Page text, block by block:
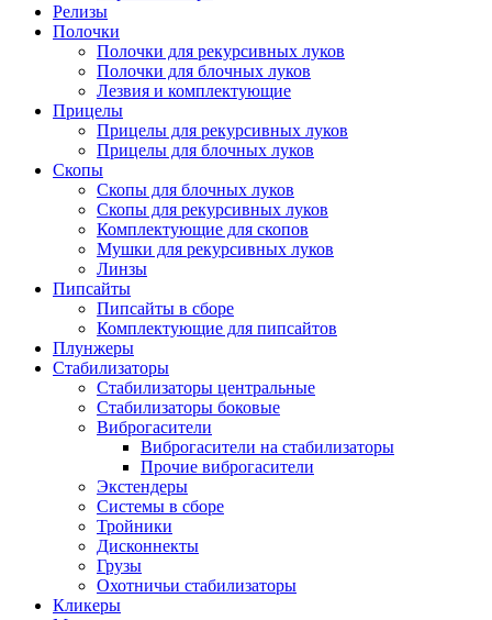
Релизы
Полочки
Полочки для рекурсивных луков
Полочки для блочных луков
Лезвия и комплектующие
Прицелы
Прицелы для рекурсивных луков
Прицелы для блочных луков
Скопы
Скопы для блочных луков
Скопы для рекурсивных луков
Комплектующие для скопов
Мушки для рекурсивных луков
Линзы
Пипсайты
Пипсайты в сборе
Комплектующие для пипсайтов
Плунжеры
Стабилизаторы
Стабилизаторы центральные
Стабилизаторы боковые
Виброгасители
Виброгасители на стабилизаторы
Прочие виброгасители
Экстендеры
Системы в сборе
Тройники
Дисконнекты
Грузы
Охотничьи стабилизаторы
Кликеры